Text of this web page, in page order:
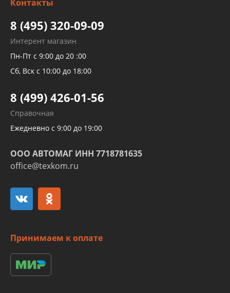
Детейлинг
высокого давления
Тормозных трубок
Рукавов гидроусилителей
Рукавов компрессоров и турбин
Трубок кондиционеров
Развертка пайка медных стальных
алюминиевых трубок и штуцеров
Контакты
8 (495) 320-09-09
Интерент магазин
Пн-Пт с 9:00 до 20 :00
Сб, Вск с 10:00 до 18:00
8 (499) 426-01-56
Справочная
Ежедневно с 9:00 до 19:00
ООО АВТОМАГ ИНН 7718781635
office@texkom.ru
Принимаем к оплате